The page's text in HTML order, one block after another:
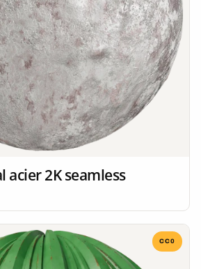
acier 2K seamless
CC0